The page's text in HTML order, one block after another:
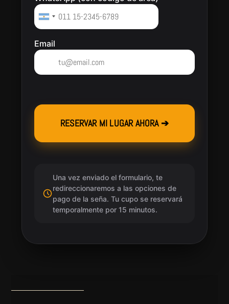
Email
Una vez enviado el formulario, te
redireccionaremos a las opciones de
pago de la seña. Tu cupo se reservará
temporalmente por 15 minutos.